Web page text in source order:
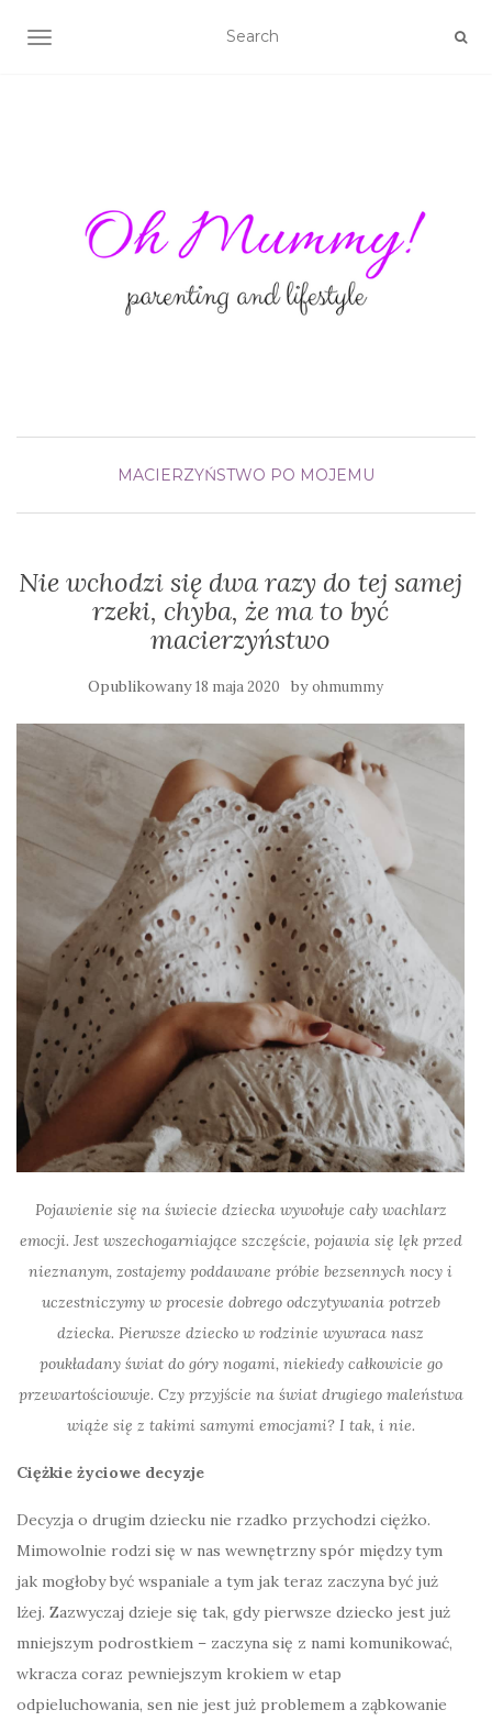
TOGGLE NAVIGATION
MACIERZYŃSTWO PO MOJEMU
Nie wchodzi się dwa razy do tej samej
rzeki, chyba, że ma to być
macierzyństwo
Opublikowany18 maja 2020 byohmummy
Pojawienie się na świecie dziecka wywołuje cały wachlarz
emocji. Jest wszechogarniające szczęście, pojawia się lęk przed
nieznanym, zostajemy poddawane próbie bezsennych nocy i
uczestniczymy w procesie dobrego odczytywania potrzeb
dziecka. Pierwsze dziecko w rodzinie wywraca nasz
poukładany świat do góry nogami, niekiedy całkowicie go
przewartościowuje. Czy przyjście na świat drugiego maleństwa
wiąże się z takimi samymi emocjami? I tak, i nie.
Ciężkie życiowe decyzje
Decyzja o drugim dziecku nie rzadko przychodzi ciężko.
Mimowolnie rodzi się w nas wewnętrzny spór między tym
jak mogłoby być wspaniale a tym jak teraz zaczyna być już
lżej. Zazwyczaj dzieje się tak, gdy pierwsze dziecko jest już
mniejszym podrostkiem – zaczyna się z nami komunikować,
wkracza coraz pewniejszym krokiem w etap
odpieluchowania, sen nie jest już problemem a ząbkowanie